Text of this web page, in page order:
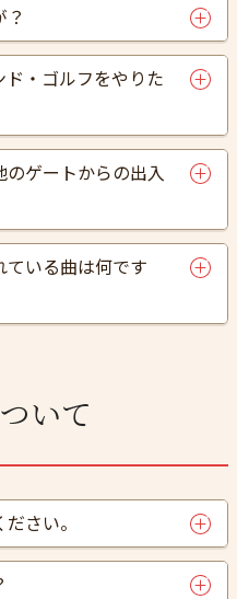
・ゴルフをやりた
ゲートからの出入
ている曲は何です
いて
さい。